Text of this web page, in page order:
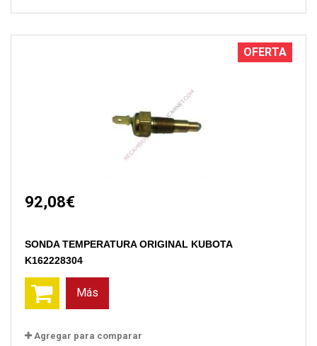
OFERTA
92,08€
SONDA TEMPERATURA ORIGINAL KUBOTA
K162228304
Más
Agregar para comparar